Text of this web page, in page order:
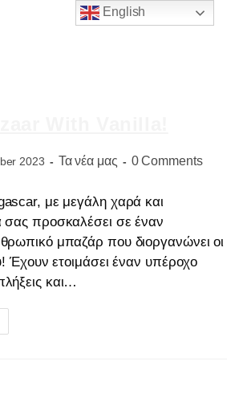
2023 Τα νέα μας 0 Comments
με μεγάλη χαρά και
σας προσκαλέσει σε έναν
μπαζάρ που διοργανώνει οι
Έχουν ετοιμάσει έναν υπέροχο
και…
English